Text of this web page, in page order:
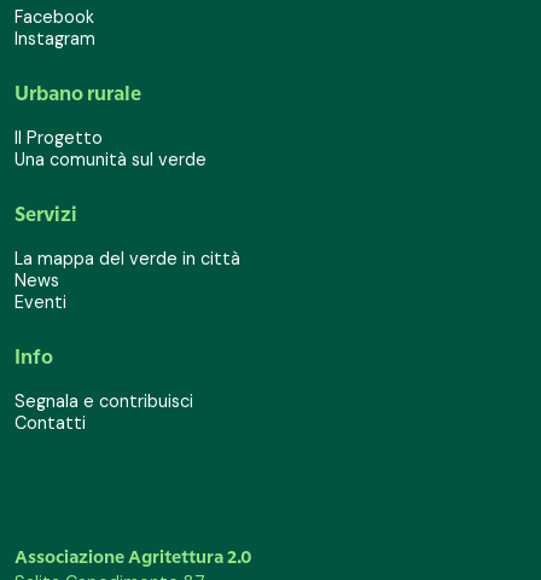
Facebook
Instagram
Urbano rurale
Il Progetto
Una comunità sul verde
Servizi
La mappa del verde in città
News
Eventi
Info
Segnala e contribuisci
Contatti
Associazione Agritettura 2.0